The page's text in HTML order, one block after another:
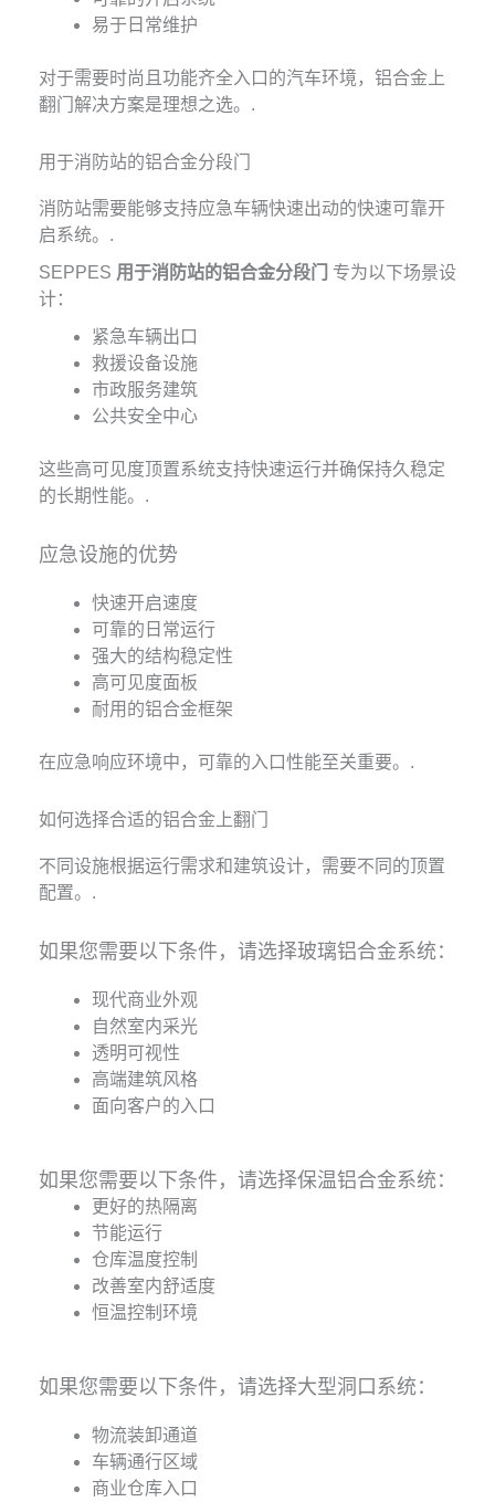
易于日常维护
对于需要时尚且功能齐全入口的汽车环境，铝合金上
翻门解决方案是理想之选。.
用于消防站的铝合金分段门
消防站需要能够支持应急车辆快速出动的快速可靠开
启系统。.
SEPPES 用于消防站的铝合金分段门
专为以下场景设
计：
紧急车辆出口
救援设备设施
市政服务建筑
公共安全中心
这些高可见度顶置系统支持快速运行并确保持久稳定
的长期性能。.
应急设施的优势
快速开启速度
可靠的日常运行
强大的结构稳定性
高可见度面板
耐用的铝合金框架
在应急响应环境中，可靠的入口性能至关重要。.
如何选择合适的铝合金上翻门
不同设施根据运行需求和建筑设计，需要不同的顶置
配置。.
如果您需要以下条件，请选择玻璃铝合金系统：
现代商业外观
自然室内采光
透明可视性
高端建筑风格
面向客户的入口
如果您需要以下条件，请选择保温铝合金系统：
更好的热隔离
节能运行
仓库温度控制
改善室内舒适度
恒温控制环境
如果您需要以下条件，请选择大型洞口系统：
物流装卸通道
车辆通行区域
商业仓库入口